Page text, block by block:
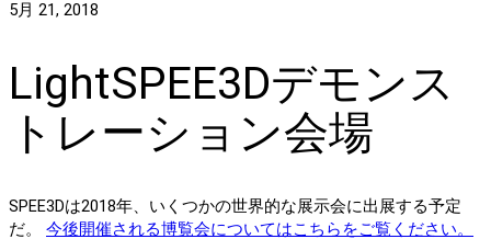
5月 21, 2018
LightSPEE3Dデモンス
トレーション会場
SPEE3Dは2018年、いくつかの世界的な展示会に出展する予定
だ。 今後開催される博覧会についてはこちらをご覧ください。